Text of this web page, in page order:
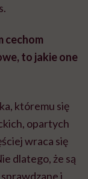
cechom
to jakie one
któremu się
opartych
wraca się
dlatego, że są
i